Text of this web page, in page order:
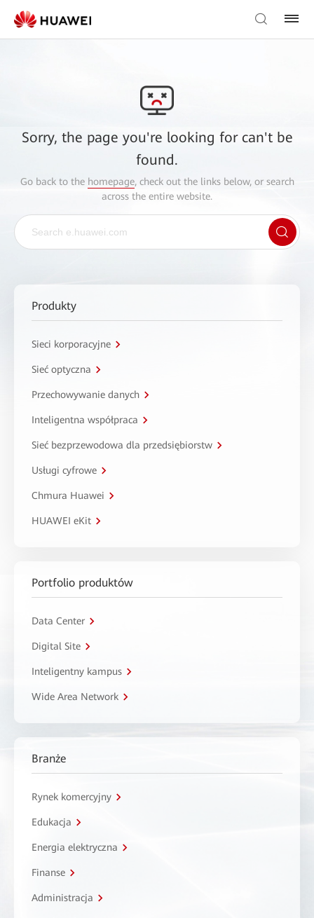
Sorry, the page you're looking for can't be
found.
Go back to the homepage, check out the links below, or search
across the entire website.
Produkty
Sieci korporacyjne
Sieć optyczna
Przechowywanie danych
Inteligentna współpraca
Sieć bezprzewodowa dla przedsiębiorstw
Usługi cyfrowe
Chmura Huawei
HUAWEI eKit
Portfolio produktów
Data Center
Digital Site
Inteligentny kampus
Wide Area Network
Branże
Rynek komercyjny
Edukacja
Energia elektryczna
Finanse
Administracja